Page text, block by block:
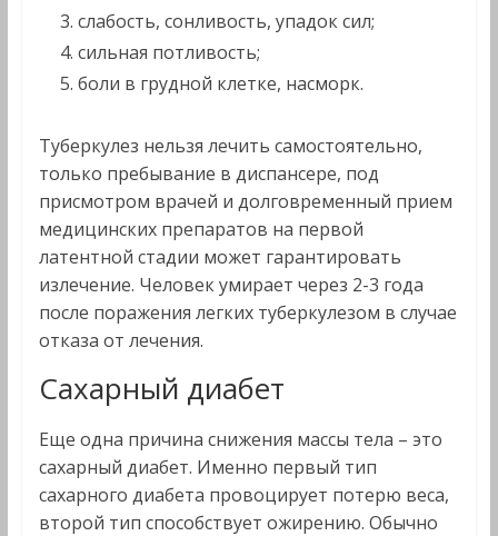
слабость, сонливость, упадок сил;
сильная потливость;
боли в грудной клетке, насморк.
Туберкулез нельзя лечить самостоятельно,
только пребывание в диспансере, под
присмотром врачей и долговременный прием
медицинских препаратов на первой
латентной стадии может гарантировать
излечение. Человек умирает через 2-3 года
после поражения легких туберкулезом в случае
отказа от лечения.
Сахарный диабет
Еще одна причина снижения массы тела – это
сахарный диабет. Именно первый тип
сахарного диабета провоцирует потерю веса,
второй тип способствует ожирению. Обычно